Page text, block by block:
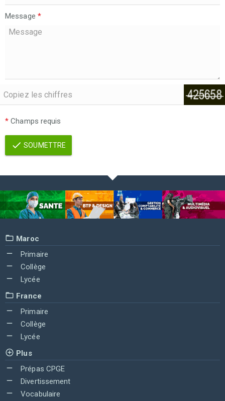
Message *
* Champs requis
SOUMETTRE
Maroc
Primaire
Collège
Lycée
France
Primaire
Collège
Lycée
Plus
Prépas CPGE
Divertissement
Vocabulaire